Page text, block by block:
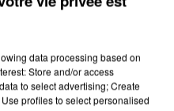
DE LA DZ
data processing based on
Store and/or access
to select advertising; Create
profiles to select personalised